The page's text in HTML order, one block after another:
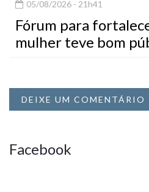
05/08/2026 - 21h41
Fórum para
mulher teve bom
DEIXE UM COMENTÁRIO
Facebook